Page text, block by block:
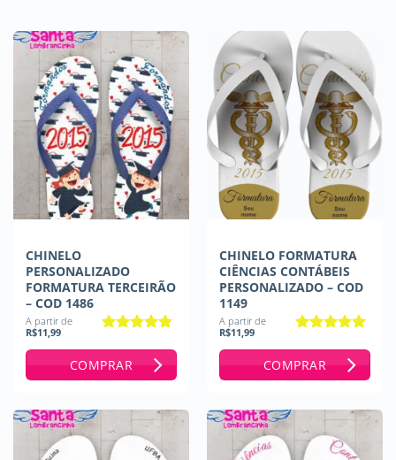
CHINELO
PERSONALIZADO
FORMATURA TERCEIRÃO
– COD 1486
A partir de
R$11,99
COMPRAR
CHINELO FORMATURA
CIÊNCIAS CONTÁBEIS
PERSONALIZADO – COD
1149
A partir de
R$11,99
COMPRAR